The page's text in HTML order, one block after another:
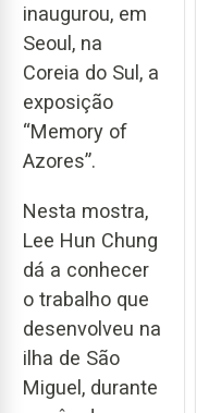
inaugurou, em
Seoul, na
Coreia do Sul, a
exposição
“Memory of
Azores”.
Nesta mostra,
Lee Hun Chung
dá a conhecer
o trabalho que
desenvolveu na
ilha de São
Miguel, durante